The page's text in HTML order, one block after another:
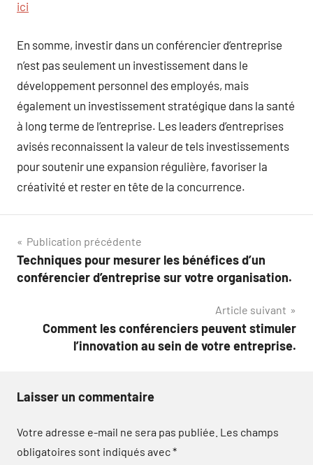
ici
En somme, investir dans un conférencier d’entreprise
n’est pas seulement un investissement dans le
développement personnel des employés, mais
également un investissement stratégique dans la santé
à long terme de l’entreprise. Les leaders d’entreprises
avisés reconnaissent la valeur de tels investissements
pour soutenir une expansion régulière, favoriser la
créativité et rester en tête de la concurrence.
Navigation
de
Publication précédente
Techniques pour mesurer les bénéfices d’un
conférencier d’entreprise sur votre organisation.
Article suivant
Comment les conférenciers peuvent stimuler
l’innovation au sein de votre entreprise.
Laisser un commentaire
Votre adresse e-mail ne sera pas publiée. Les champs
obligatoires sont indiqués avec*